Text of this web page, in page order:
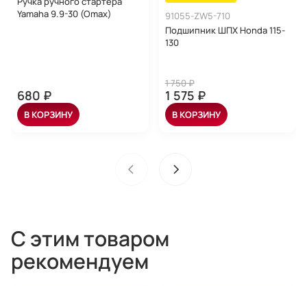
Yamaha 9.9-30 (Omax)
680 ₽
В КОРЗИНУ
91055-ZW5-710
Подшипник ШПХ Honda 115-
130
1 750 ₽
1 575 ₽
В КОРЗИНУ
С этим товаром
рекомендуем